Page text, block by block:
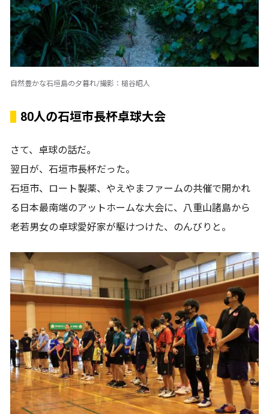
自然豊かな石垣島の夕暮れ/撮影：槌谷昭人
80人の石垣市長杯卓球大会
さて、卓球の話だ。
翌日が、石垣市長杯だった。
石垣市、ロート製薬、やえやまファームの共催で開かれ
る日本最南端のアットホームな大会に、八重山諸島から
老若男女の卓球愛好家が駆けつけた、のんびりと。